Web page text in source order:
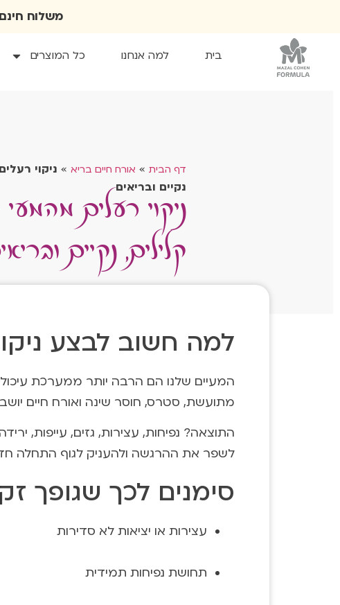
משלוח חינם מעל 300₪. דמי משלוח בהזמנה
בית למה אנחנו כל המוצרים
דף הבית » אורח חיים בריא » ניקוי
נקיים ובריאים
ניקוי רעלים
קלילים, נקיים
למה חשוב לבצע
המעיים שלנו הם הרבה יותר ממערכת עיכול
מתועשת, סטרס, חוסר שינה ואורח חיים
התוצאה? נפיחות, עצירות, גזים, עייפות,
לשפר את ההרגשה ולהעניק לגוף התחלה
סימנים לכך שגופך
עצירות או יציאות לא סדירות
תחושת נפיחות תמידית